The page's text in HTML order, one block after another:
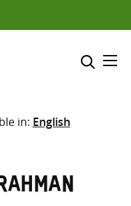
l’emplacement
in: English